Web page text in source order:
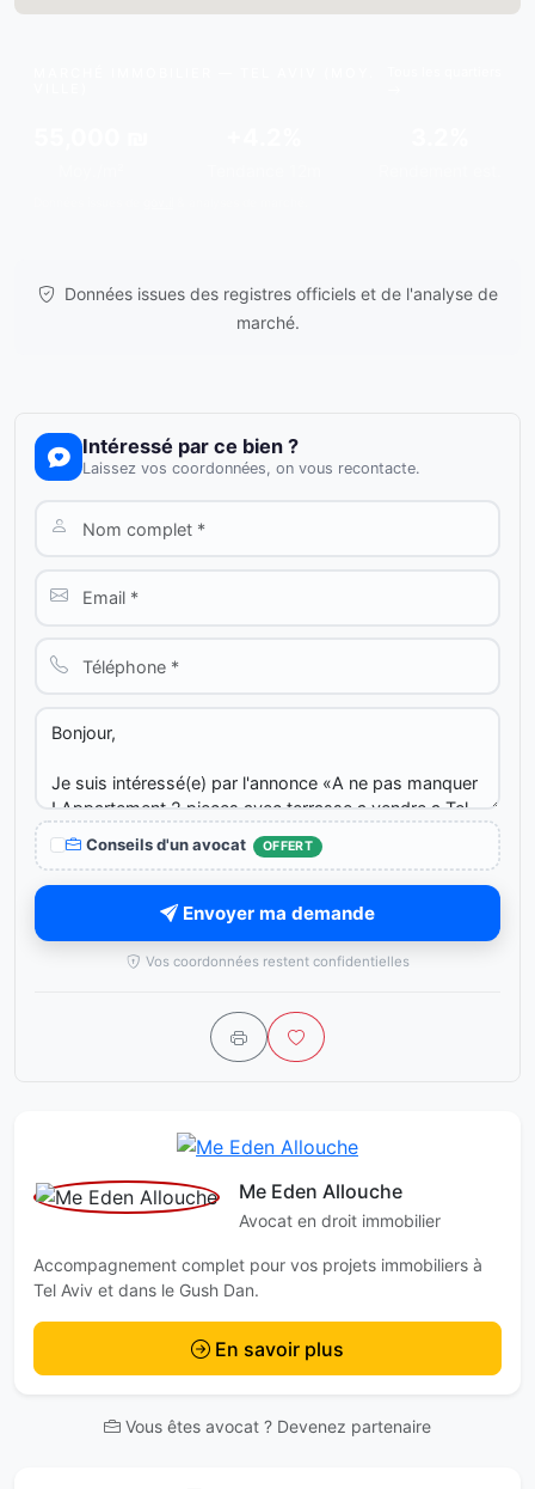
Données issues des registres officiels et de l'analyse de
marché.
Intéressé par ce bien ?
Laissez vos coordonnées, on vous recontacte.
Conseils d'un avocat OFFERT
Envoyer ma demande
Vos coordonnées restent confidentielles
Me Eden Allouche
Avocat en droit immobilier
Accompagnement complet pour vos projets immobiliers à
Tel Aviv et dans le Gush Dan.
En savoir plus
Vous êtes avocat ? Devenez partenaire